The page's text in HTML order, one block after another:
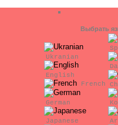
Выбрать
Ukranian
English
French
German
Japanese